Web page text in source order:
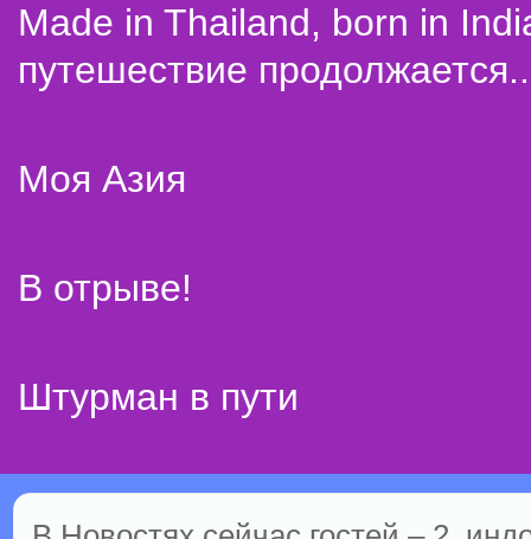
Made in Thailand, born in
путешествие
Моя Азия
В отрыве!
Штурман в пути